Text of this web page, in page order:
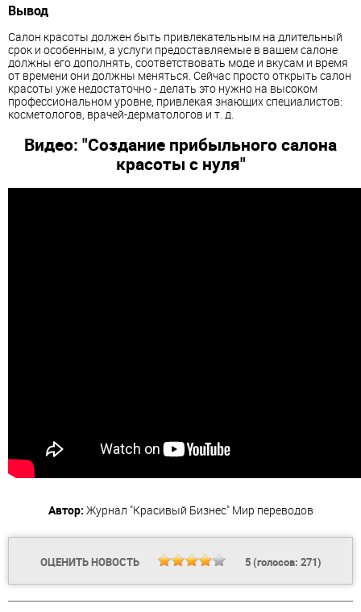
Вывод
Салон красоты должен быть привлекательным на длительный
срок и особенным, а услуги предоставляемые в вашем салоне
должны его дополнять, соответствовать моде и вкусам и время
от времени они должны меняться. Сейчас просто открыть салон
красоты уже недостаточно - делать это нужно на высоком
профессиональном уровне, привлекая знающих специалистов:
косметологов, врачей-дерматологов и т. д.
Видео: "Создание прибыльного салона
красоты с нуля"
Автор: Журнал "Красивый Бизнес" Мир переводов
ОЦЕНИТЬ НОВОСТЬ 5(голосов: 271)